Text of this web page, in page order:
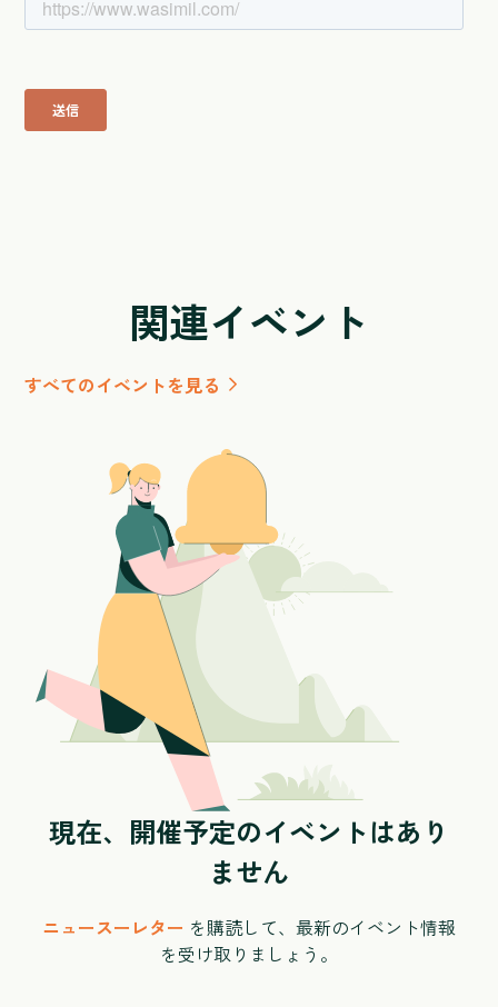
関連イベント
すべてのイベントを見る
現在、開催予定のイベントはあり
ません
ニュースーレター を購読して、最新のイベント情報
を受け取りましょう。